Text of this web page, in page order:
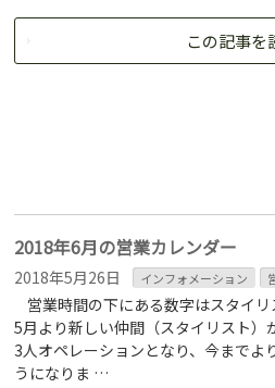
この記事を
2018年6月の営業カレンダー
2018年5月26日 インフォメーション
営業時間の下にある数字はスタイリ
5月より新しい仲間（スタイリスト）
3人オペレーションとなり、今までよ
うになりま …